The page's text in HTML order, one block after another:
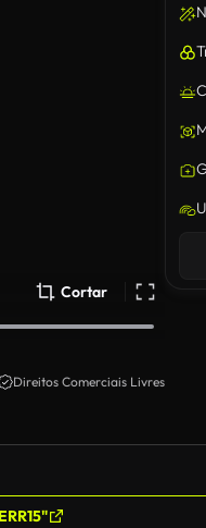
Cortar
Direitos Comerciais Livres